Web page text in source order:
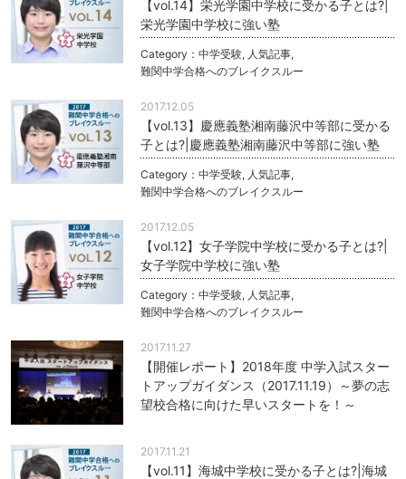
【vol.14】栄光学園中学校に受かる子とは?|
栄光学園中学校に強い塾
Category： 中学受験, 人気記事,
難関中学合格へのブレイクスルー
2017.12.05
【vol.13】慶應義塾湘南藤沢中等部に受かる
子とは?|慶應義塾湘南藤沢中等部に強い塾
Category： 中学受験, 人気記事,
難関中学合格へのブレイクスルー
2017.12.05
【vol.12】女子学院中学校に受かる子とは?|
女子学院中学校に強い塾
Category： 中学受験, 人気記事,
難関中学合格へのブレイクスルー
2017.11.27
【開催レポート】2018年度 中学入試スター
トアップガイダンス（2017.11.19）～夢の志
望校合格に向けた早いスタートを！～
2017.11.21
【vol.11】海城中学校に受かる子とは?|海城